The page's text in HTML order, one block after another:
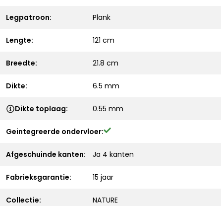
Legpatroon: Plank
Lengte: 121 cm
Breedte: 21.8 cm
Dikte: 6.5 mm
Dikte toplaag: 0.55 mm
Geintegreerde ondervloer:
Afgeschuinde kanten: Ja 4 kanten
Fabrieksgarantie: 15 jaar
Collectie: NATURE